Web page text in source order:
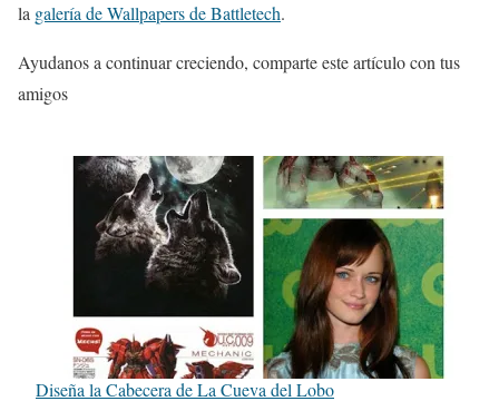
la galería de Wallpapers de Battletech.
Ayudanos a continuar creciendo, comparte este artículo con tus
amigos
Diseña la Cabecera de La Cueva del Lobo